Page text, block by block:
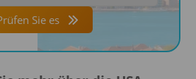
Sie es